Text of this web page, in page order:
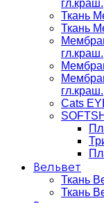
гл.краш.
Ткань
Ткань
гл.краш.
гл.краш.
Cats
Вельвет
Ткань
Ткань